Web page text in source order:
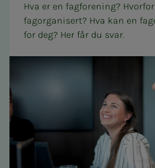
Hva er en fagforening?
fagorganisert? Hva kan en
for deg? Her får du svar.